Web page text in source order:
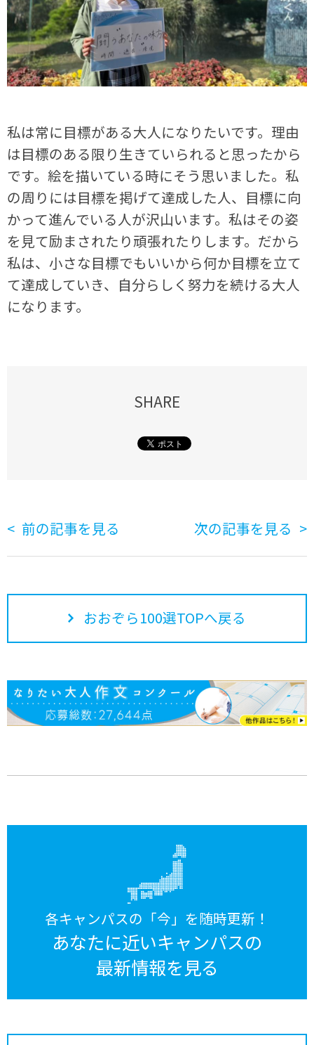
私は常に目標がある大人になりたいです。理由
は目標のある限り生きていられると思ったから
です。絵を描いている時にそう思いました。私
の周りには目標を掲げて達成した人、目標に向
かって進んでいる人が沢山います。私はその姿
を見て励まされたり頑張れたりします。だから
私は、小さな目標でもいいから何か目標を立て
て達成していき、自分らしく努力を続ける大人
になります。
SHARE
前の記事を見る 次の記事を見る
おおぞら100選TOPへ戻る
各キャンパスの「今」を随時更新！
あなたに近いキャンパスの
最新情報を見る